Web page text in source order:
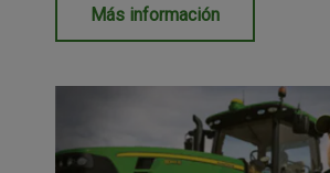
Más información